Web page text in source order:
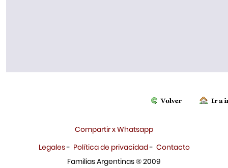
Compartir x Whatsapp
Legales- Política de privacidad- Contacto
Familias Argentinas ® 2009